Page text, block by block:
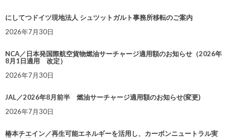
にしてつドイツ現地法人 シュツットガルト事務所移転のご案内
2026年7月30日
NCA／日本発国際航空貨物燃油サーチャージ適用額のお知らせ（2026年
8月1日適用 改定）
2026年7月30日
JAL／2026年8月前半 燃油サーチャージ適用額のお知らせ(変更)
2026年7月30日
椿本チエイン／再生可能エネルギーを活用し、カーボンニュートラル実